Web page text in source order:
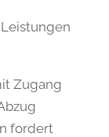
Zugang
fordert